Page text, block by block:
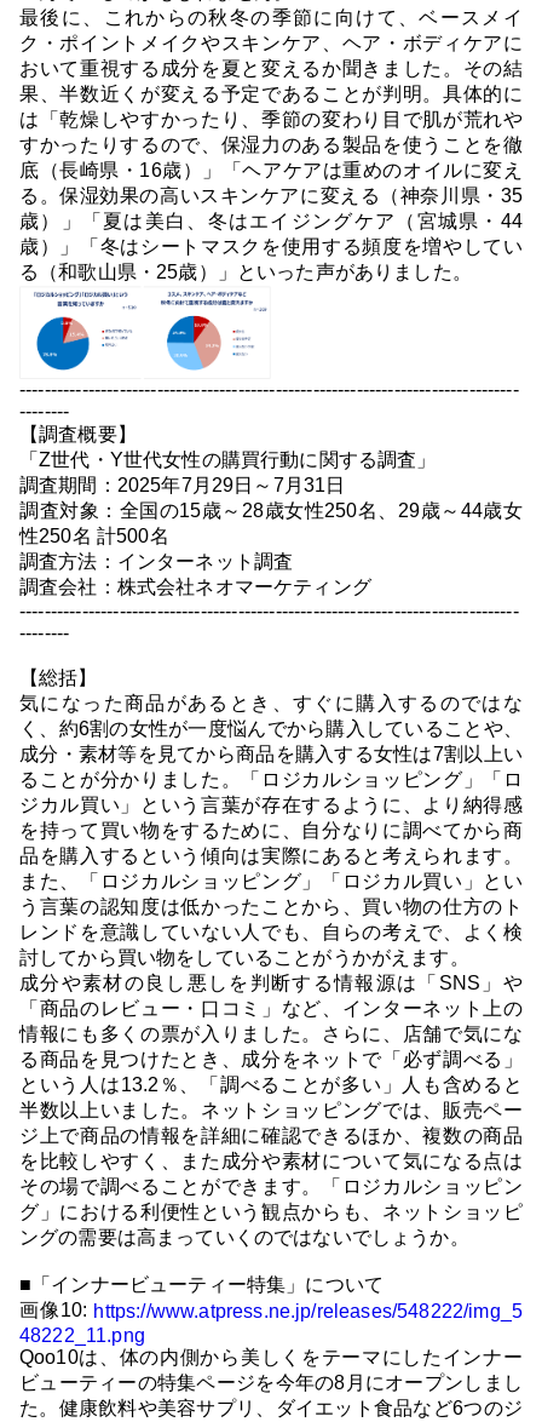
最後に、これからの秋冬の季節に向けて、ベースメイ
ク・ポイントメイクやスキンケア、ヘア・ボディケアに
おいて重視する成分を夏と変えるか聞きました。その結
果、半数近くが変える予定であることが判明。具体的に
は「乾燥しやすかったり、季節の変わり目で肌が荒れや
すかったりするので、保湿力のある製品を使うことを徹
底（長崎県・16歳）」「ヘアケアは重めのオイルに変え
る。保湿効果の高いスキンケアに変える（神奈川県・35
歳）」「夏は美白、冬はエイジングケア（宮城県・44
歳）」「冬はシートマスクを使用する頻度を増やしてい
る（和歌山県・25歳）」といった声がありました。
--------------------------------------------------------------------------------
--------
【調査概要】
「Z世代・Y世代女性の購買行動に関する調査」
調査期間：2025年7月29日～7月31日
調査対象：全国の15歳～28歳女性250名、29歳～44歳女
性250名 計500名
調査方法：インターネット調査
調査会社：株式会社ネオマーケティング
--------------------------------------------------------------------------------
--------
【総括】
気になった商品があるとき、すぐに購入するのではな
く、約6割の女性が一度悩んでから購入していることや、
成分・素材等を見てから商品を購入する女性は7割以上い
ることが分かりました。「ロジカルショッピング」「ロ
ジカル買い」という言葉が存在するように、より納得感
を持って買い物をするために、自分なりに調べてから商
品を購入するという傾向は実際にあると考えられます。
また、「ロジカルショッピング」「ロジカル買い」とい
う言葉の認知度は低かったことから、買い物の仕方のト
レンドを意識していない人でも、自らの考えで、よく検
討してから買い物をしていることがうかがえます。
成分や素材の良し悪しを判断する情報源は「SNS」や
「商品のレビュー・口コミ」など、インターネット上の
情報にも多くの票が入りました。さらに、店舗で気にな
る商品を見つけたとき、成分をネットで「必ず調べる」
という人は13.2％、「調べることが多い」人も含めると
半数以上いました。ネットショッピングでは、販売ペー
ジ上で商品の情報を詳細に確認できるほか、複数の商品
を比較しやすく、また成分や素材について気になる点は
その場で調べることができます。「ロジカルショッピン
グ」における利便性という観点からも、ネットショッピ
ングの需要は高まっていくのではないでしょうか。
■「インナービューティー特集」について
画像10: https://www.atpress.ne.jp/releases/548222/img_5
48222_11.png
Qoo10は、体の内側から美しくをテーマにしたインナー
ビューティーの特集ページを今年の8月にオープンしまし
た。健康飲料や美容サプリ、ダイエット食品など6つのジ